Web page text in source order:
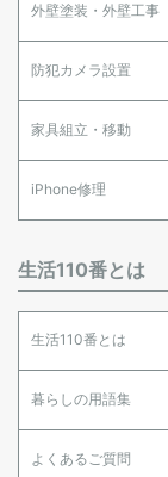
外壁塗装・外壁工事
防犯カメラ設置
家具組立・移動
iPhone修理
生活110番とは
生活110番とは
暮らしの用語集
よくあるご質問